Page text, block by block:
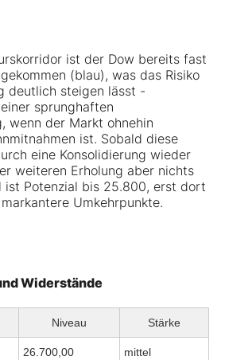
ist der Dow bereits fast
(blau), was das Risiko
deutlich steigen lässt -
sprunghaften
wenn der Markt ohnehin
ist. Sobald diese
eine Konsolidierung wieder
weiteren Erholung aber nichts
ist Potenzial bis 25.800, erst dort
Umkehrpunkte.
Widerstände
Niveau Stärke
26.700,00 mittel